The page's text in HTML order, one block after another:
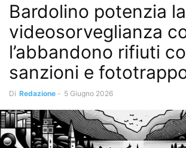
Bardolino potenzia la
videosorveglianza
l’abbandono rifiuti
sanzioni e
Di Redazione - 5 Giugno 2026